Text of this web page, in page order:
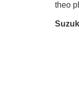
theo